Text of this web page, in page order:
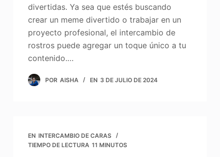
divertidas. Ya sea que estés buscando
crear un meme divertido o trabajar en un
proyecto profesional, el intercambio de
rostros puede agregar un toque único a tu
contenido.…
POR AISHA EN 3 DE JULIO DE 2024
EN INTERCAMBIO DE CARAS
TIEMPO DE LECTURA 11 MINUTOS